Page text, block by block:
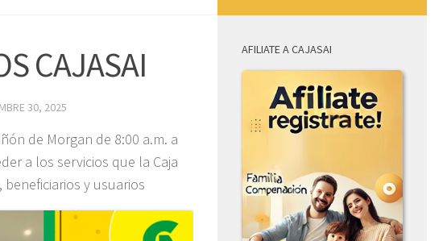
CAJASAI
30, 2025
de Morgan de 8:00 a.m. a
a los servicios que la Caja
y usuarios
AFILIATE A CAJASAI